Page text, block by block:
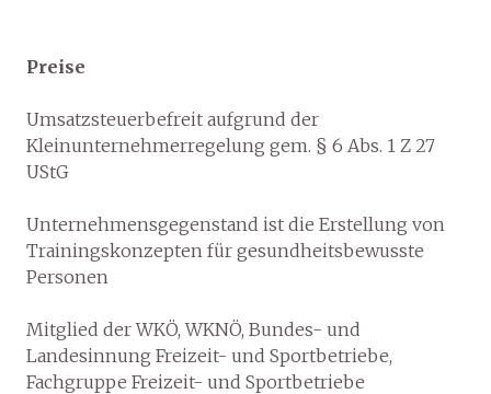
Preise
Umsatzsteuerbefreit aufgrund der
Kleinunternehmerregelung gem. § 6 Abs. 1 Z 27
UStG
Unternehmensgegenstand ist die Erstellung von
Trainingskonzepten für gesundheitsbewusste
Personen
Mitglied der WKÖ, WKNÖ, Bundes- und
Landesinnung Freizeit- und Sportbetriebe,
Fachgruppe Freizeit- und Sportbetriebe